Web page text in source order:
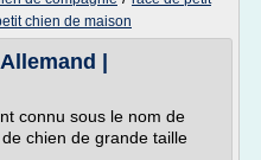
chien de maison
|
connu sous le nom de
chien de grande taille